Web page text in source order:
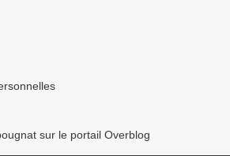
sur le portail Overblog